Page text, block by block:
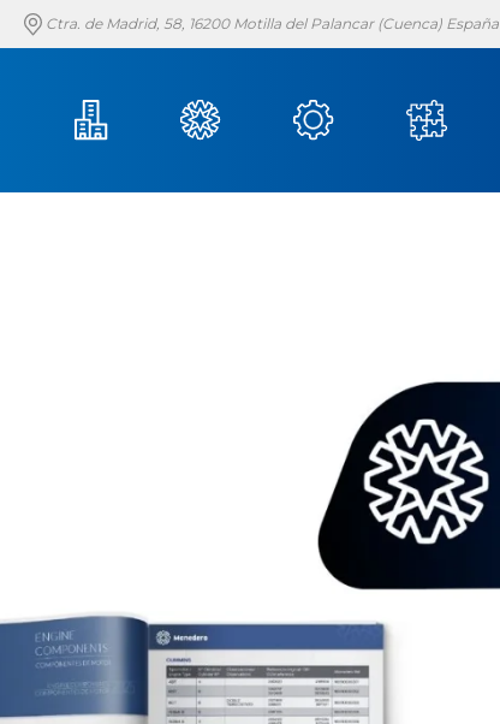
Ctra. de Madrid, 58, 16200 Motilla del Palancar (Cuenca) España